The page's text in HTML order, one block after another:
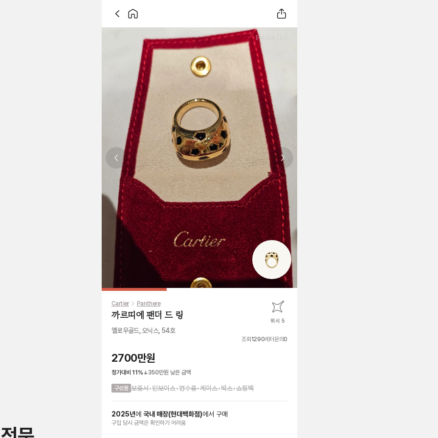
Previous slide Next slide
Cartier Panthere
까르띠에 팬더 드 링 위시 5
옐로우골드, 오닉스, 54호
조회 1290레터문의0
2700만원
정가대비 11 % 350만원 낮은 금액
구성품 보증서•인보이스•영수증•케이스•박스•쇼핑백
2025년에 국내 매장(현대백화점)에서 구매
구입 당시 금액은 확인하기 어려움